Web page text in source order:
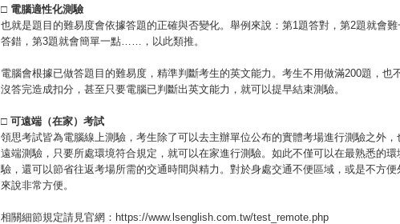
□ 電腦適性化測驗
也就是題目的難易度會依據答題的正確與否變化。舉例來說：第1題答對，第2題就會難
答錯，第3題就會簡單一點……，以此類推。
電腦會根據已做答題目的難易度，精準判斷考生的英文能力。考生不用做滿200題，也
沒答完造成扣分，甚至只要電腦已判斷出英文能力，就可以提早結束測驗。
□ 可遠端（在家）考試
領思考試皆為電腦線上測驗，考生除了可以去主辦單位公布的實體考場進行測驗之外，
遠端測驗，只要所處環境符合規定，就可以在家進行測驗。如此不僅可以在最熟悉的環
驗，還可以節省往返考場所需的交通時間與精力。對於身處交通不便區域，或是不方便
來說非常方便。
相關細節規定請見官網： https://www.lsenglish.com.tw/test_remote.php